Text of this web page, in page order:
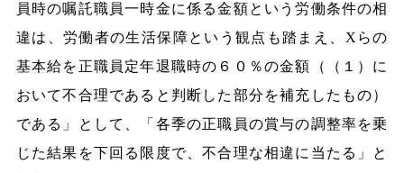
員時の嘱託職員一時金に係る金額という労働条件の相
違は、労働者の生活保障という観点も踏まえ、Xらの
基本給を正職員定年退職時の６０％の金額（（１）に
おいて不合理であると判断した部分を補充したもの）
である」として、「各季の正職員の賞与の調整率を乗
じた結果を下回る限度で、不合理な相違に当たる」と